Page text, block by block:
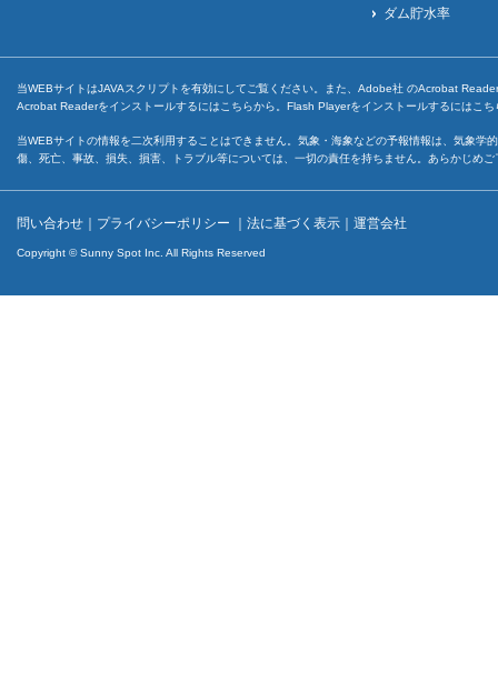
ダム貯水率
当WEBサイトはJAVAスクリプトを有効にしてご覧ください。また、Adobe社 のAcrobat
Acrobat Readerをインストールするには こちらから。Flash Playerをインストールするには こち
当WEBサイトの情報を二次利用することはできません。気象・海象などの予報情報は、気象
傷、死亡、事故、損失、損害、トラブル等については、一切の責任を持ちません。あらかじめ
問い合わせ ｜ プライバシーポリシー ｜ 法に基づく表示 ｜ 運営会社
Copyright © Sunny Spot Inc. All Rights Reserved